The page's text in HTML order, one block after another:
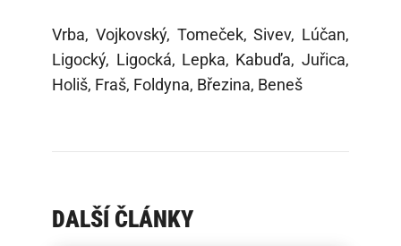
Vrba, Vojkovský, Tomeček, Sivev, Lúčan,
Ligocký, Ligocká, Lepka, Kabuďa, Juřica,
Holiš, Fraš, Foldyna, Březina, Beneš
DALŠÍ ČLÁNKY